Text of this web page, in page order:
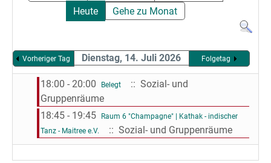
Heute
Gehe zu Monat
Vorheriger Tag Dienstag, 14. Juli 2026 Folgetag
18:00 - 20:00 Belegt
:: Sozial- und
Gruppenräume
18:45 - 19:45
Raum 6 "Champagne" | Kathak - indischer
Tanz - Maitree e.V.
:: Sozial- und Gruppenräume